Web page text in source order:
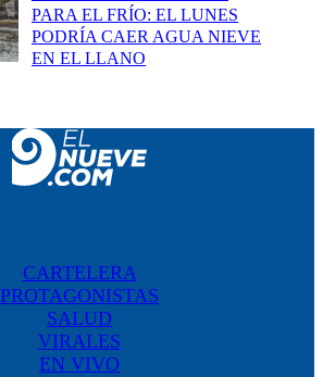
PARA EL FRÍO: EL LUNES
PODRÍA CAER AGUA NIEVE
EN EL LLANO
CARTELERA
PROTAGONISTAS
SALUD
VIRALES
EN VIVO